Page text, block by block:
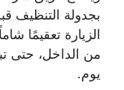
بجدولة التنظيف
الزيارة تعقيمًا
من الداخل، حتى
يوم.